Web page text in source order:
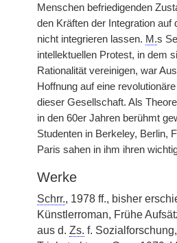
Menschen befriedigenden
den Kräften der Integration auf
nicht integrieren lassen. M.s
intellektuellen Protest, in dem
Rationalität vereinigen, war
Hoffnung auf eine
dieser Gesellschaft. Als
in den 60er Jahren berühmt
Studenten in Berkeley, Berlin,
Paris sahen in ihm ihren
Werke
Schrr., 1978 ff., bisher
Künstlerroman, Frühe
aus d. Zs. f.